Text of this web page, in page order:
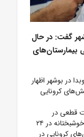
گفت: در حال
بیمارستان‌های
در بوشهر اظهار
بیمار در بخش‌های کرونایی
۱۶۸ مورد مثبت قطعی در
بیمارستان‌های استان بستری هستند گفت: خوشبختانه در ۲۴
بخش‌های کرونایی در